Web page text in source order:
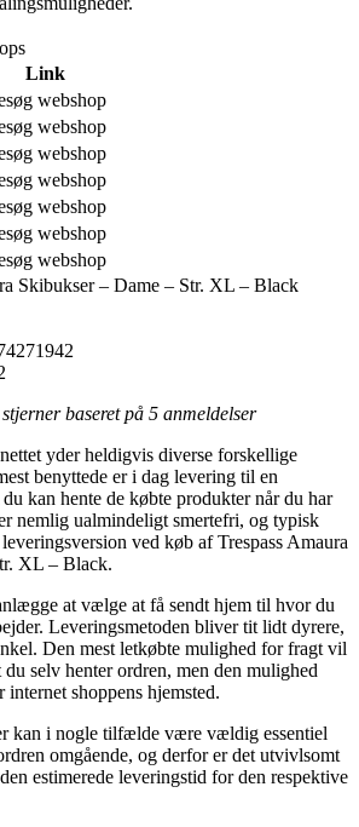
Link
webshop
webshop
webshop
webshop
webshop
webshop
webshop
Skibukser – Dame – Str. XL – Black
baseret på 5 anmeldelser
yder heldigvis diverse forskellige
benyttede er i dag levering til en
kan hente de købte produkter når du har
nemlig ualmindeligt smertefri, og typisk
ved køb af Trespass Amaura
XL – Black.
at vælge at få sendt hjem til hvor du
Leveringsmetoden bliver tit lidt dyrere,
Den mest letkøbte mulighed for fragt vil
selv henter ordren, men den mulighed
shoppens hjemsted.
kan i nogle tilfælde være vældig essentiel
omgående, og derfor er det utvivlsomt
estimerede leveringstid for den respektive